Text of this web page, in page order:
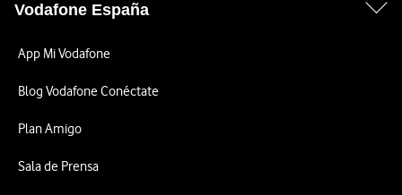
Vodafone España
App Mi Vodafone
Blog Vodafone Conéctate
Plan Amigo
Sala de Prensa